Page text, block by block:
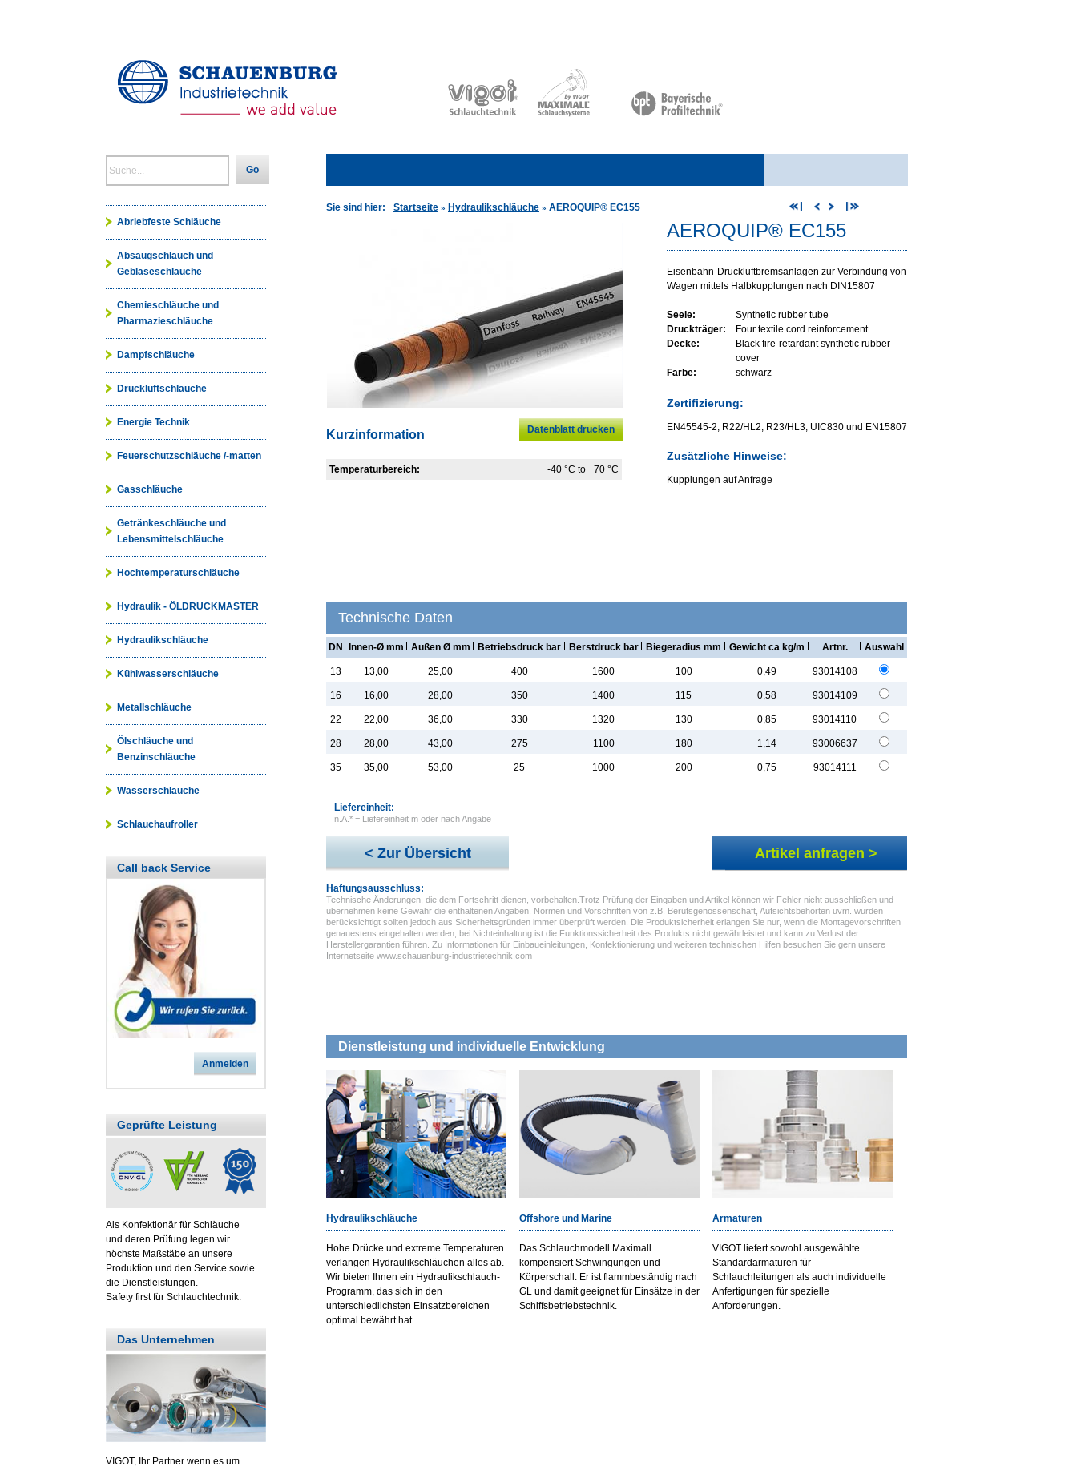
Go
Sie sind hier: Startseite » Hydraulikschläuche » AEROQUIP® EC155
Datenblatt drucken
Kurzinformation
Temperaturbereich: -40 °C to +70 °C
AEROQUIP® EC155
Eisenbahn-Druckluftbremsanlagen zur Verbindung von
Wagen mittels Halbkupplungen nach DIN15807
Seele:
Synthetic rubber tube
Druckträger:
Four textile cord reinforcement
Decke:
Black fire-retardant synthetic rubber
cover
Farbe:
schwarz
Zertifizierung:
EN45545-2, R22/HL2, R23/HL3, UIC830 und EN15807
Zusätzliche Hinweise:
Kupplungen auf Anfrage
Technische Daten
DN Innen-Ø mm Außen Ø mm Betriebsdruck bar Berstdruck bar Biegeradius mm Gewicht ca kg/m Artnr. Auswahl
13 13,00 25,00 400 1600 100 0,49 93014108
16 16,00 28,00 350 1400 115 0,58 93014109
22 22,00 36,00 330 1320 130 0,85 93014110
28 28,00 43,00 275 1100 180 1,14 93006637
35 35,00 53,00 25 1000 200 0,75 93014111
Liefereinheit:
n.A.* = Liefereinheit m oder nach Angabe
< Zur Übersicht Artikel anfragen >
Haftungsausschluss:
Technische Änderungen, die dem Fortschritt dienen, vorbehalten.Trotz Prüfung der Eingaben und Artikel können wir Fehler nicht ausschließen und
übernehmen keine Gewähr die enthaltenen Angaben. Normen und Vorschriften von z.B. Berufsgenossenschaft, Aufsichtsbehörten uvm. wurden
berücksichtigt sollten jedoch aus Sicherheitsgründen immer überprüft werden. Die Produktsicherheit erlangen Sie nur, wenn die Montagevorschriften
genauestens eingehalten werden, bei Nichteinhaltung ist die Funktionssicherheit des Produkts nicht gewährleistet und kann zu Verlust der
Herstellergarantien führen. Zu Informationen für Einbaueinleitungen, Konfektionierung und weiteren technischen Hilfen besuchen Sie gern unsere
Internetseite www.schauenburg-industrietechnik.com
Dienstleistung und individuelle Entwicklung
Hydraulikschläuche
Hohe Drücke und extreme Temperaturen
verlangen Hydraulikschläuchen alles ab.
Wir bieten Ihnen ein Hydraulikschlauch-
Programm, das sich in den
unterschiedlichsten Einsatzbereichen
optimal bewährt hat.
Offshore und Marine
Das Schlauchmodell Maximall
kompensiert Schwingungen und
Körperschall. Er ist flammbeständig nach
GL und damit geeignet für Einsätze in der
Schiffsbetriebstechnik.
Armaturen
VIGOT liefert sowohl ausgewählte
Standardarmaturen für
Schlauchleitungen als auch individuelle
Anfertigungen für spezielle
Anforderungen.
Abriebfeste Schläuche
Absaugschlauch und
Gebläseschläuche
Chemieschläuche und
Pharmazieschläuche
Dampfschläuche
Druckluftschläuche
Energie Technik
Feuerschutzschläuche /-matten
Gasschläuche
Getränkeschläuche und
Lebensmittelschläuche
Hochtemperaturschläuche
Hydraulik - ÖLDRUCKMASTER
Hydraulikschläuche
Kühlwasserschläuche
Metallschläuche
Ölschläuche und
Benzinschläuche
Wasserschläuche
Schlauchaufroller
Call back Service
Anmelden
Geprüfte Leistung
Als Konfektionär für Schläuche
und deren Prüfung legen wir
höchste Maßstäbe an unsere
Produktion und den Service sowie
die Dienstleistungen.
Safety first für Schlauchtechnik.
Das Unternehmen
VIGOT, Ihr Partner wenn es um